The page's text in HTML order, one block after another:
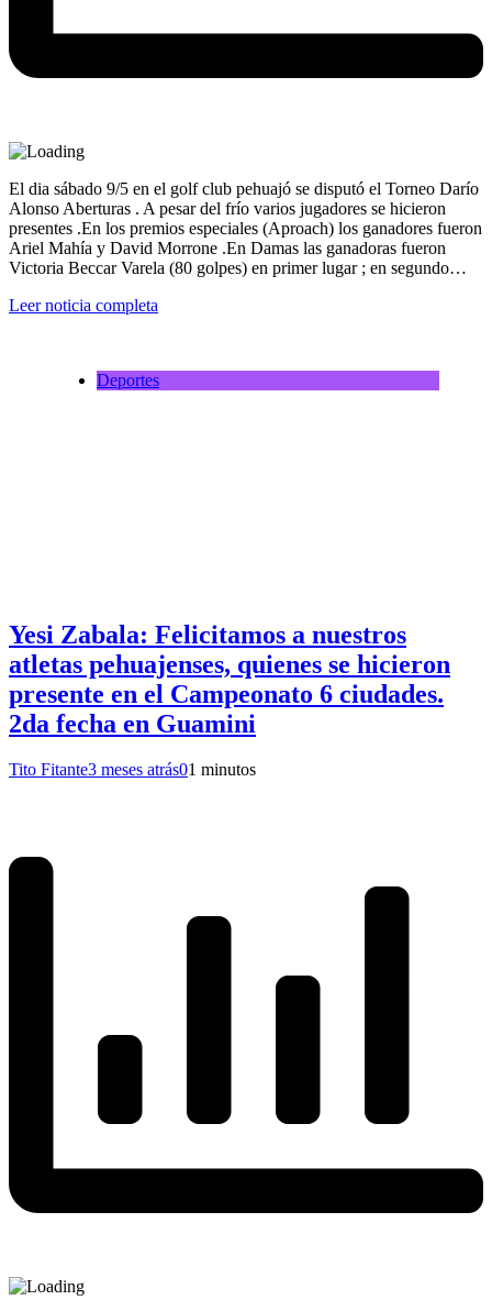
El dia sábado 9/5 en el golf club pehuajó se disputó el Torneo Darío
Alonso Aberturas . A pesar del frío varios jugadores se hicieron
presentes .En los premios especiales (Aproach) los ganadores fueron
Ariel Mahía y David Morrone .En Damas las ganadoras fueron
Victoria Beccar Varela (80 golpes) en primer lugar ; en segundo…
Leer noticia completa
Deportes
Yesi Zabala: Felicitamos a nuestros
atletas pehuajenses, quienes se hicieron
presente en el Campeonato 6 ciudades.
2da fecha en Guamini
Tito Fitante3 meses atrás01 minutos